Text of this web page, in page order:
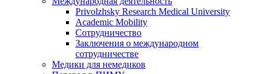
Privolzhsky Research Medical University
Academic Mobility
Сотрудничество
Заключения о международном
сотрудничестве
Медики для немедиков